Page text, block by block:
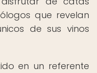
que revelan
de sus vinos
en un referente